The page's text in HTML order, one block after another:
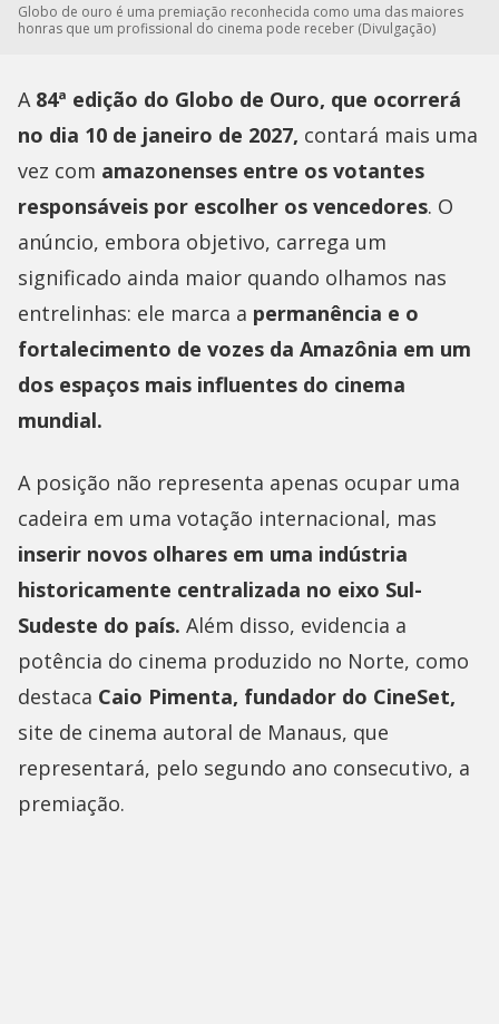
Globo de ouro é uma premiação reconhecida como uma das maiores
honras que um profissional do cinema pode receber (Divulgação)
A 84ª edição do Globo de Ouro, que ocorrerá
no dia 10 de janeiro de 2027, contará mais uma
vez com amazonenses entre os votantes
responsáveis por escolher os vencedores. O
anúncio, embora objetivo, carrega um
significado ainda maior quando olhamos nas
entrelinhas: ele marca a permanência e o
fortalecimento de vozes da Amazônia em um
dos espaços mais influentes do cinema
mundial.
A posição não representa apenas ocupar uma
cadeira em uma votação internacional, mas
inserir novos olhares em uma indústria
historicamente centralizada no eixo Sul-
Sudeste do país. Além disso, evidencia a
potência do cinema produzido no Norte, como
destaca Caio Pimenta, fundador do CineSet,
site de cinema autoral de Manaus, que
representará, pelo segundo ano consecutivo, a
premiação.